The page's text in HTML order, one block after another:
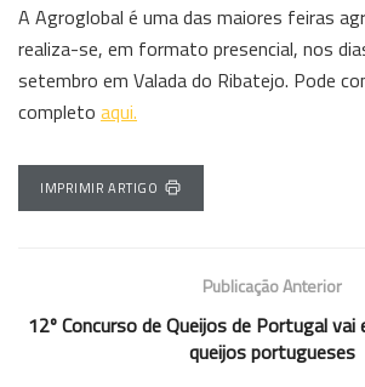
A Agroglobal é uma das maiores feiras
realiza-se, em formato presencial, nos
setembro em Valada do Ribatejo. Pode
completo aqui.
IMPRIMIR ARTIGO
Publicação Anterior
12º Concurso de Queijos de Portugal
queijos portugueses